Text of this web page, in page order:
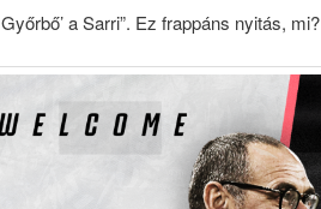
a Sarri”. Ez frappáns nyitás, mi?